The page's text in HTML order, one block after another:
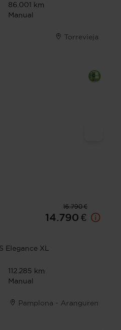
86.001 km
Manual
Torrevieja
16.790 €
14.790 €
Elegance XL
112.285 km
Manual
Pamplona - Aranguren